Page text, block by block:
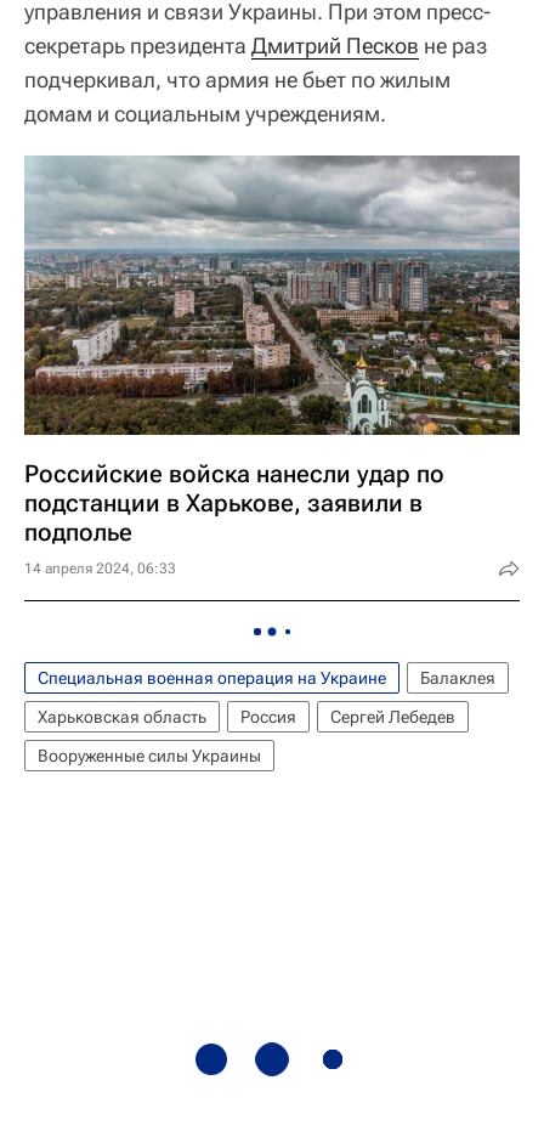
управления и связи Украины. При этом пресс-
секретарь президента Дмитрий Песков не раз
подчеркивал, что армия не бьет по жилым
домам и социальным учреждениям.
Российские войска нанесли удар по
подстанции в Харькове, заявили в
подполье
14 апреля 2024, 06:33
Специальная военная операция на Украине
Балаклея
Харьковская область
Россия
Сергей Лебедев
Вооруженные силы Украины